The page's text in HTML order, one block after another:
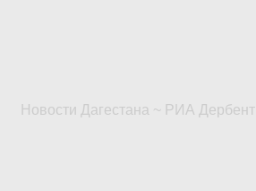
Новости Дагестана ~ РИА Дербент